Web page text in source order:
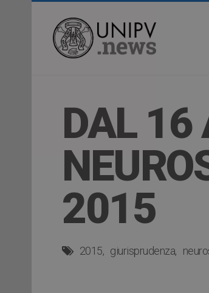
DAL 16
2015
2015 giurisprudenza